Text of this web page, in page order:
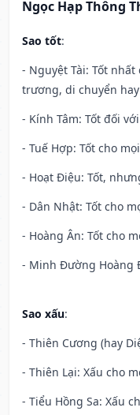
Ngọc Hạp Thông
Sao tốt:
- Nguyệt Tài: Tốt
trương, di chuyển
- Kính Tâm: Tốt đối
- Tuế Hợp: Tốt cho
- Hoạt Điệu: Tốt,
- Dân Nhật: Tốt cho
- Hoàng Ân: Tốt cho
- Minh Đường Hoàng
Sao xấu:
- Thiên Cương (hay
- Thiên Lại: Xấu cho
- Tiểu Hồng Sa: Xấu